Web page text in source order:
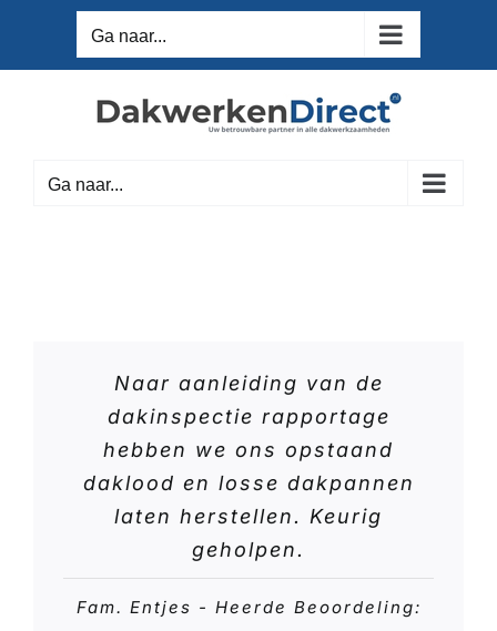
inhoud
Ga naar...
Ga naar...
Naar aanleiding van de
dakinspectie rapportage
hebben we ons opstaand
daklood en losse dakpannen
laten herstellen. Keurig
geholpen.
Fam. Entjes - Heerde Beoordeling: